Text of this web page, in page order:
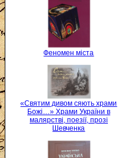
Феномен міста
«Святим дивом сяють храми
Божі…» Храми України в
малярстві, поезії, прозі
Шевченка